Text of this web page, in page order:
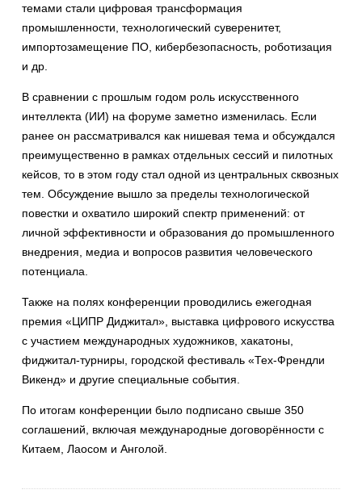
темами стали цифровая трансформация
промышленности, технологический суверенитет,
импортозамещение ПО, кибербезопасность, роботизация
и др.
В сравнении с прошлым годом роль искусственного
интеллекта (ИИ) на форуме заметно изменилась. Если
ранее он рассматривался как нишевая тема и обсуждался
преимущественно в рамках отдельных сессий и пилотных
кейсов, то в этом году стал одной из центральных сквозных
тем. Обсуждение вышло за пределы технологической
повестки и охватило широкий спектр применений: от
личной эффективности и образования до промышленного
внедрения, медиа и вопросов развития человеческого
потенциала.
Также на полях конференции проводились ежегодная
премия «ЦИПР Диджитал», выставка цифрового искусства
с участием международных художников, хакатоны,
фиджитал-турниры, городской фестиваль «Тех-Френдли
Викенд» и другие специальные события.
По итогам конференции было подписано свыше 350
соглашений, включая международные договорённости с
Китаем, Лаосом и Анголой.